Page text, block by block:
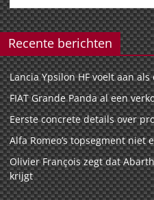
Recente berichten
Lancia Ypsilon HF voelt aan
FIAT Grande Panda al een
Eerste concrete details over
Alfa Romeo’s topsegment
Olivier François zegt dat
krijgt